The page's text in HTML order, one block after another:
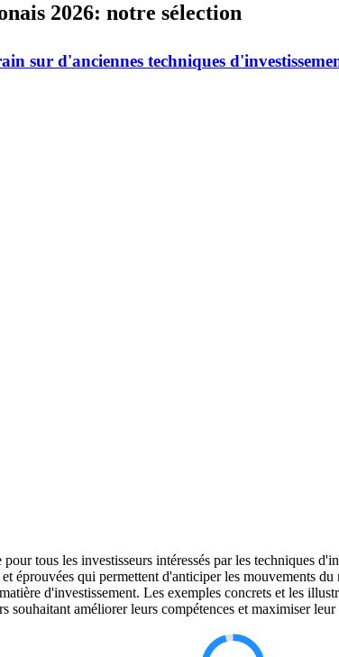
2026: notre sélection
sur d'anciennes techniques
tous les investisseurs intéressés par les techniques
éprouvées qui permettent d'anticiper les mouvements
d'investissement. Les exemples concrets et les
souhaitant améliorer leurs compétences et maximiser